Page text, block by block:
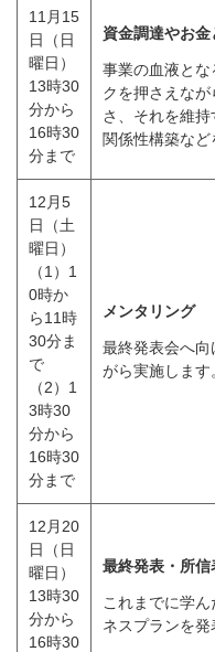
11月15
日（日
曜日）
13時30
分から
16時30
分まで
資金調達やお
事業の血液と
クを押さえな
さ、それを維
関係性構築など
12月5
日（土
曜日）
（1）1
0時か
ら11時
30分ま
で
（2）1
3時30
分から
16時30
分まで
メンタリング
最終発表会へ
がら実施します
12月20
日（日
曜日）
13時30
分から
16時30
最終発表・所信
これまでに学
ネスプランを発